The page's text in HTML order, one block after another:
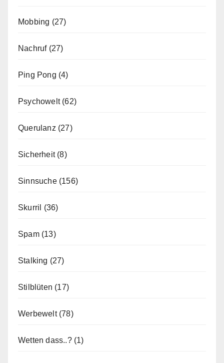
Mobbing (27)
Nachruf(27)
Ping Pong (4)
Psychowelt(62)
Querulanz (27)
Sicherheit(8)
Sinnsuche(156)
Skurril (36)
Spam(13)
Stalking (27)
Stilblüten (17)
Werbewelt(78)
Wetten dass..?(1)